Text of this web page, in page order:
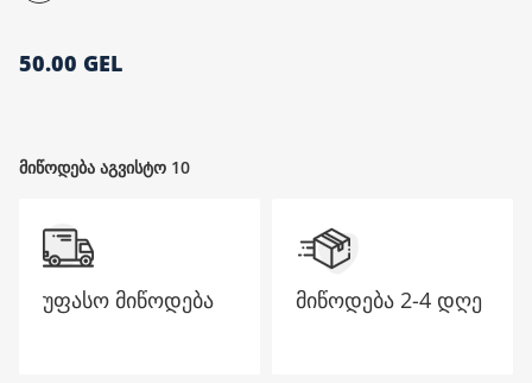
50.00 GEL
მიწოდება აგვისტო 10
უფასო მიწოდება მიწოდება 2-4 დღე